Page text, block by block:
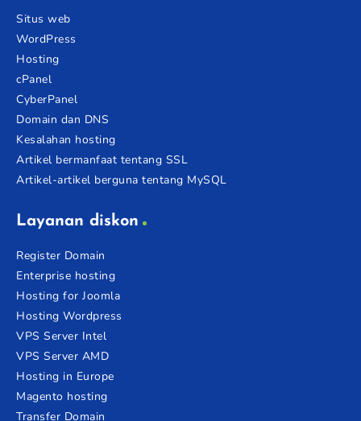
Situs web
WordPress
Hosting
cPanel
CyberPanel
Domain dan DNS
Kesalahan hosting
Artikel bermanfaat tentang SSL
Artikel-artikel berguna tentang MySQL
Layanan diskon
Register Domain
Enterprise hosting
Hosting for Joomla
Hosting Wordpress
VPS Server Intel
VPS Server AMD
Hosting in Europe
Magento hosting
Transfer Domain